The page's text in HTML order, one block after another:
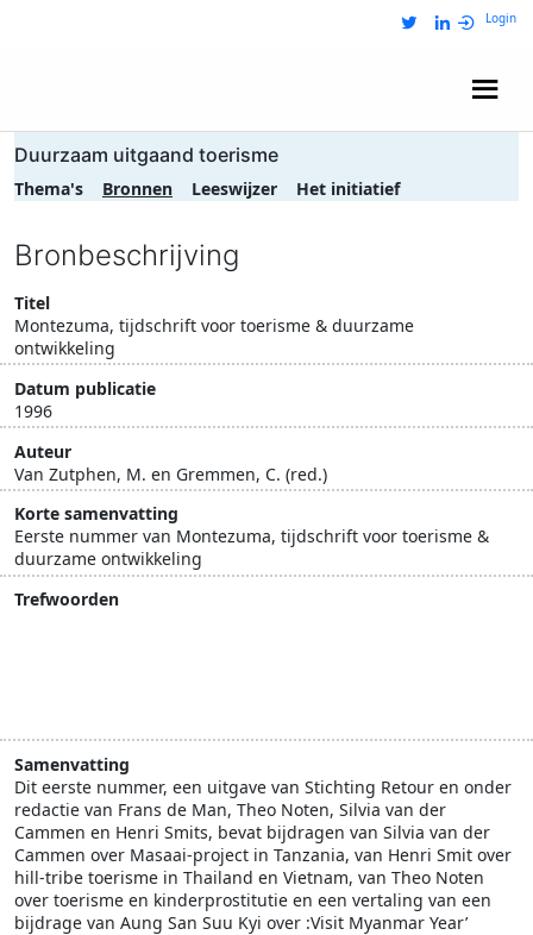
Login
Duurzaam uitgaand toerisme
Thema's Bronnen Leeswijzer Het initiatief
Bronbeschrijving
Titel
Montezuma, tijdschrift voor toerisme & duurzame
ontwikkeling
Datum publicatie
1996
Auteur
Van Zutphen, M. en Gremmen, C. (red.)
Korte samenvatting
Eerste nummer van Montezuma, tijdschrift voor toerisme &
duurzame ontwikkeling
Trefwoorden
Samenvatting
Dit eerste nummer, een uitgave van Stichting Retour en onder
redactie van Frans de Man, Theo Noten, Silvia van der
Cammen en Henri Smits, bevat bijdragen van Silvia van der
Cammen over Masaai-project in Tanzania, van Henri Smit over
hill-tribe toerisme in Thailand en Vietnam, van Theo Noten
over toerisme en kinderprostitutie en een vertaling van een
bijdrage van Aung San Suu Kyi over :Visit Myanmar Year’